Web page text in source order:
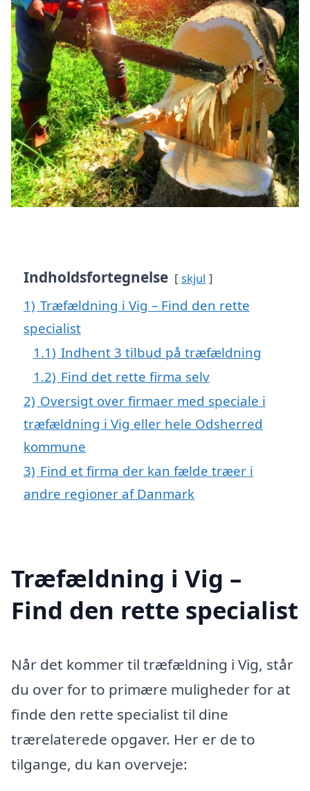
Indholdsfortegnelse skjul
1) Træfældning i Vig – Find den rette
specialist
1.1) Indhent 3 tilbud på træfældning
1.2) Find det rette firma selv
2) Oversigt over firmaer med speciale i
træfældning i Vig eller hele Odsherred
kommune
3) Find et firma der kan fælde træer i
andre regioner af Danmark
Træfældning i Vig –
Find den rette specialist
Når det kommer til træfældning i Vig, står
du over for to primære muligheder for at
finde den rette specialist til dine
trærelaterede opgaver. Her er de to
tilgange, du kan overveje: